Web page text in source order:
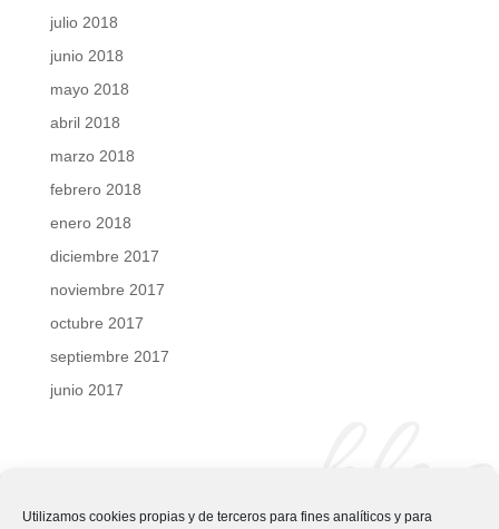
Utilizamos cookies propias y de terceros para fines analíticos y para
julio 2018
junio 2018
mayo 2018
abril 2018
marzo 2018
febrero 2018
enero 2018
diciembre 2017
noviembre 2017
octubre 2017
septiembre 2017
junio 2017
blog